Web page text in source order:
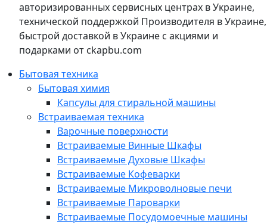
авторизированных сервисных центрах в Украине,
технической поддержкой Производителя в Украине,
быстрой доставкой в Украине с акциями и
подарками от ckapbu.com
Бытовая техника
Бытовая химия
Капсулы для стиральной машины
Встраиваемая техника
Варочные поверхности
Встраиваемые Винные Шкафы
Встраиваемые Духовые Шкафы
Встраиваемые Кофеварки
Встраиваемые Микроволновые печи
Встраиваемые Пароварки
Встраиваемые Посудомоечные машины